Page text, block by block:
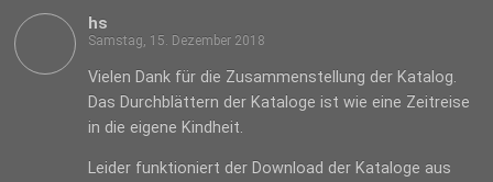
hs
Samstag, 15. Dezember 2018
Vielen Dank für die Zusammenstellung der Katalog.
Das Durchblättern der Kataloge ist wie eine Zeitreise
in die eigene Kindheit.
Leider funktioniert der Download der Kataloge aus